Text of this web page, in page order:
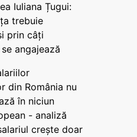
Iuliana Țugui:
trebuie
prin câți
angajează
din România nu
în niciun
- analiză
crește doar